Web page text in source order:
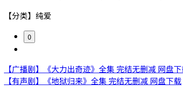
【分类】纯爱
0
【广播剧】《大力出奇迹》全集 完结无删减 网盘
【有声剧】《地狱归来》全集 完结无删减 网盘下载